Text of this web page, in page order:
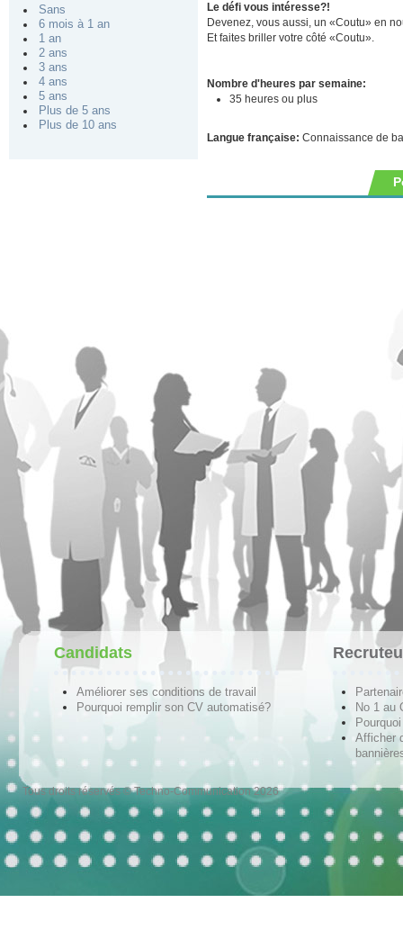
Sans
6 mois à 1 an
1 an
2 ans
3 ans
4 ans
5 ans
Plus de 5 ans
Plus de 10 ans
Le défi vous intéresse?!
Devenez, vous aussi, un «Coutu» en
Et faites briller votre côté «Coutu».
Nombre d'heures par semaine:
35 heures ou plus
Langue française: Connaissance de
Candidats
Améliorer ses conditions de travail
Pourquoi remplir son CV automatisé?
No 1 au
Afficher
Tous droits réservés © Techno-Communication 2026